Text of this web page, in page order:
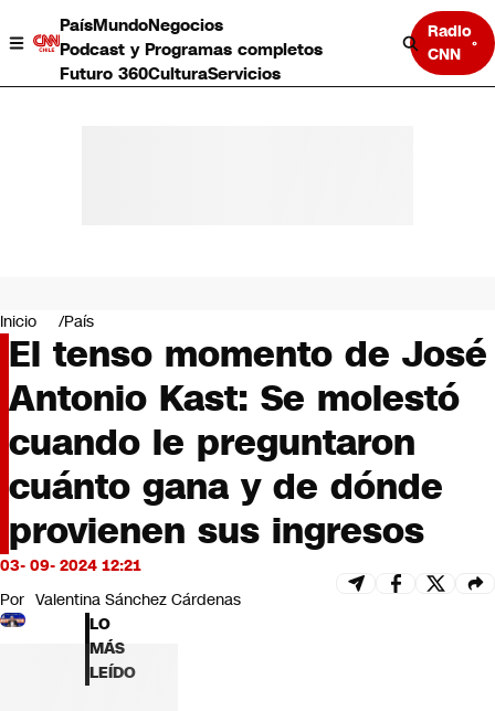
PaísMundoNegocios
Podcast y Programas completos
Futuro 360CulturaServicios
Radio
CNN
Negocios
Deportes
Programas completos
Cultura
Servicios
Bits
CNN Data
CNN tiempo
Futuro 360
Opinión
Inicio País
El tenso momento de José
Antonio Kast: Se molestó
cuando le preguntaron
cuánto gana y de dónde
provienen sus ingresos
03- 09- 2024 12:21
Por Valentina Sánchez Cárdenas
LO
MÁS
LEÍDO